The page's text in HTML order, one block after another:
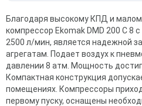
Благодаря высокому КПД и
компрессор Ekomak DMD 200 C 8
2500 л/мин, является надежной
агрегатам. Подает воздух к
давлении 8 атм. Мощность
Компактная конструкция
помещениях. Компрессоры
первому пуску, оснащены